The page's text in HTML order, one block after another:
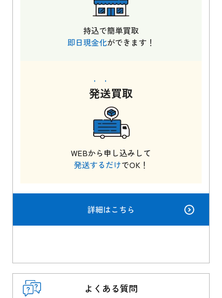
持込で簡単買取
即日現金化ができます！
発送買取
WEBから申し込みして
発送するだけでOK！
詳細はこちら
よくある質問